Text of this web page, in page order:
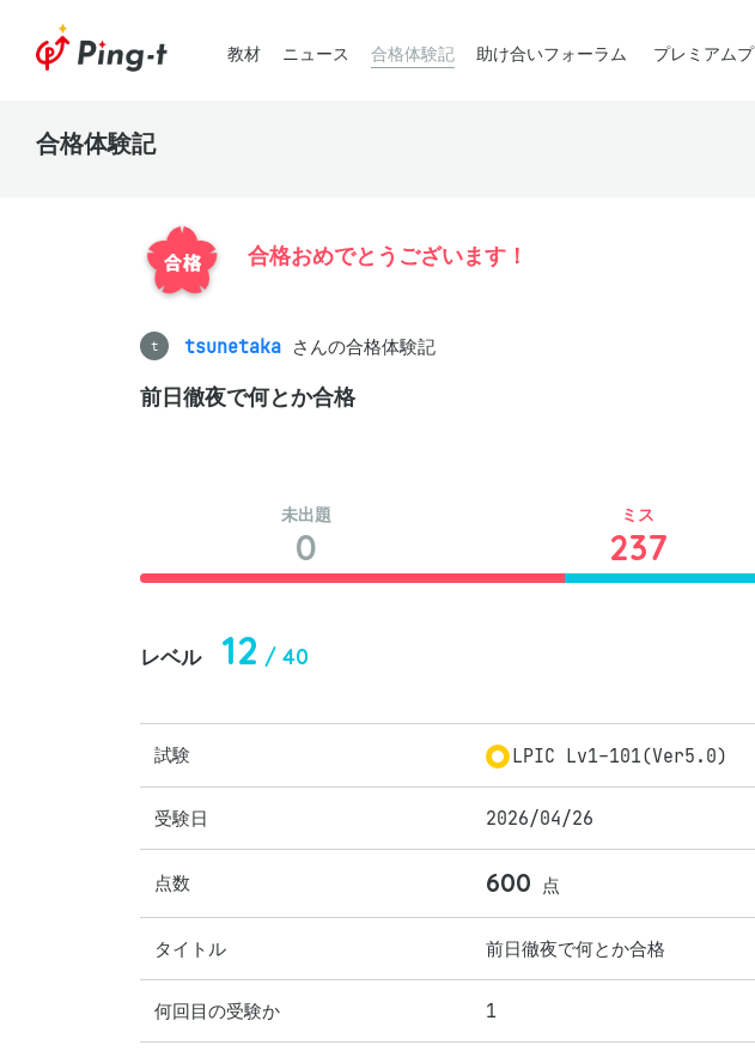
教材 ニュース 合格体験記 助け合いフォーラム プレミアム
合格体験記
合格おめでとうございます！
t tsunetaka さんの合格体験記
前日徹夜で何とか合格
未出題
0
ミス
237
レベル 12 / 40
試験 LPIC Lv1-101(Ver5.0)
受験日 2026/04/26
点数 600 点
タイトル 前日徹夜で何とか合格
何回目の受験か 1